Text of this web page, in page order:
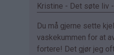
Kristine - Det søte liv
Som
svar
på
Du må gjerne sette
vaskekummen for at
fortere! Det gjør jeg